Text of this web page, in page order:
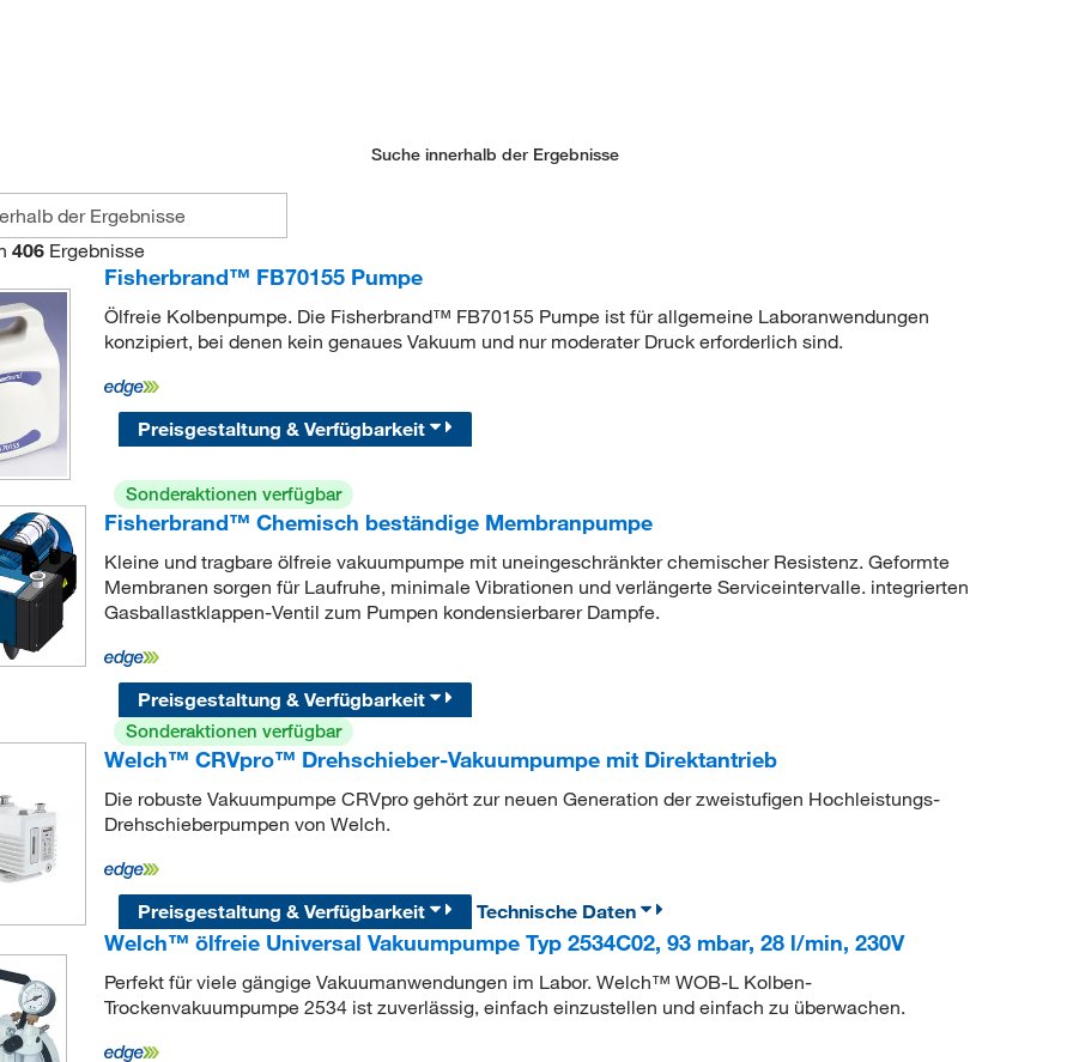
Suche innerhalb der Ergebnisse
406 Ergebnisse
Fisherbrand™ FB70155 Pumpe
Ölfreie Kolbenpumpe. Die Fisherbrand™ FB70155 Pumpe ist für allgemeine Laboranwendungen
konzipiert, bei denen kein genaues Vakuum und nur moderater Druck erforderlich sind.
Preisgestaltung & Verfügbarkeit
Sonderaktionen verfügbar
Fisherbrand™ Chemisch beständige Membranpumpe
Kleine und tragbare ölfreie vakuumpumpe mit uneingeschränkter chemischer Resistenz. Geformte
Membranen sorgen für Laufruhe, minimale Vibrationen und verlängerte Serviceintervalle. integrierten
Gasballastklappen-Ventil zum Pumpen kondensierbarer Dampfe.
Preisgestaltung & Verfügbarkeit
Sonderaktionen verfügbar
Welch™ CRVpro™ Drehschieber-Vakuumpumpe mit Direktantrieb
Die robuste Vakuumpumpe CRVpro gehört zur neuen Generation der zweistufigen Hochleistungs-
Drehschieberpumpen von Welch.
Preisgestaltung & Verfügbarkeit
Technische Daten
Welch™ ölfreie Universal Vakuumpumpe Typ 2534C02, 93 mbar, 28 l/min, 230V
Perfekt für viele gängige Vakuumanwendungen im Labor. Welch™ WOB-L Kolben-
Trockenvakuumpumpe 2534 ist zuverlässig, einfach einzustellen und einfach zu überwachen.